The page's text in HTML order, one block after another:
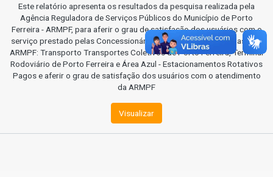
Este relatório apresenta os resultados da pesquisa realizada pela
Agência Reguladora de Serviços Públicos do Município de Porto
Ferreira - ARMPF, para aferir o grau de satisfação dos usuários com o
serviço prestado pelas Concessionárias fiscalizadas e reguladas pela
ARMPF: Transporto Transportes Coletivos de Porto Ferreira, Terminal
Rodoviário de Porto Ferreira e Área Azul - Estacionamentos Rotativos
Pagos e aferir o grau de satisfação dos usuários com o atendimento
da ARMPF
Visualizar